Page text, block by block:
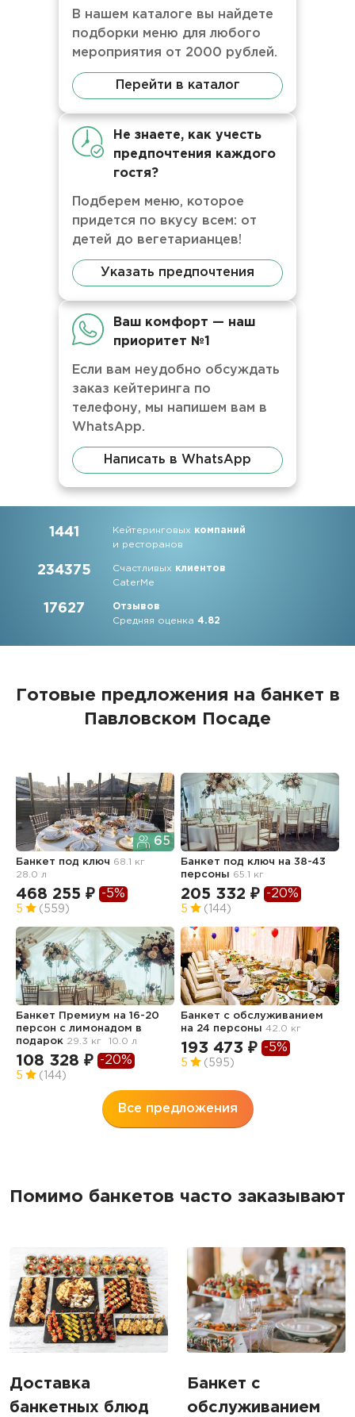
В нашем каталоге вы найдете
подборки меню для любого
мероприятия от 2000 рублей.
Перейти в каталог
Не знаете, как учесть
предпочтения каждого
гостя?
Подберем меню, которое
придется по вкусу всем: от
детей до вегетарианцев!
Указать предпочтения
Ваш комфорт — наш
приоритет №1
Если вам неудобно обсуждать
заказ кейтеринга по
телефону, мы напишем вам в
WhatsApp.
Написать в WhatsApp
1441 Кейтеринговых компаний
и ресторанов
234375 Счастливых клиентов
CaterMe
17627
Отзывов
Средняя оценка4.82
Готовые предложения на банкет в
Павловском Посаде
65
Банкет под ключ 68.1 кг
28.0 л
468 255 ₽ -5%
5 (559)
Банкет под ключ на 38-43
персоны 65.1 кг
205 332 ₽ -20%
5 (144)
Банкет Премиум на 16-20
персон с лимонадом в
подарок 29.3 кг 10.0 л
108 328 ₽ -20%
5 (144)
Банкет с обслуживанием
на 24 персоны42.0 кг
193 473 ₽ -5%
5 (595)
Все предложения
Помимо банкетов часто заказывают
Доставка
банкетных блюд
Банкет с
обслуживанием